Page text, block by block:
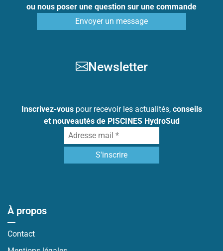
ou nous poser une question sur une commande
Envoyer un message
Newsletter
Inscrivez-vouspour recevoir les actualités, conseils
et nouveautés de PISCINES HydroSud
À propos
Contact